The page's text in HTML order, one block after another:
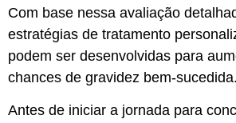
Com base nessa avaliação
estratégias de tratamento
podem ser desenvolvidas para
chances de gravidez bem-sucedida.
Antes de iniciar a jornada para